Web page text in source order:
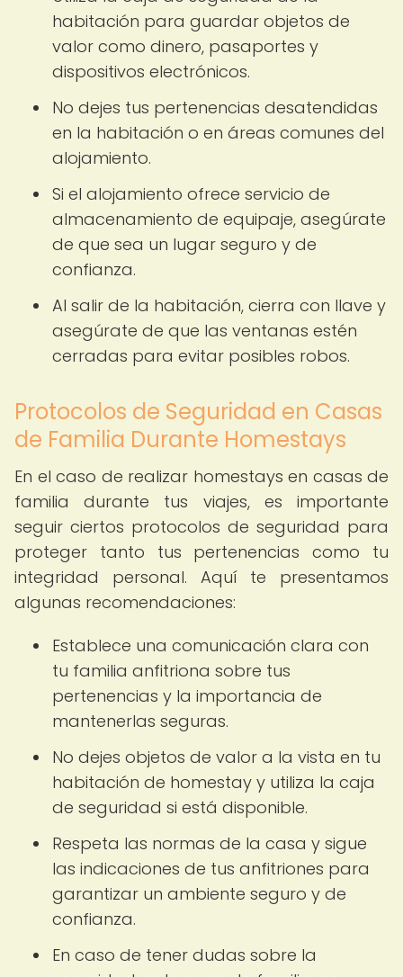
habitación para guardar objetos de
valor como dinero, pasaportes y
dispositivos electrónicos.
No dejes tus pertenencias desatendidas
en la habitación o en áreas comunes del
alojamiento.
Si el alojamiento ofrece servicio de
almacenamiento de equipaje, asegúrate
de que sea un lugar seguro y de
confianza.
Al salir de la habitación, cierra con llave y
asegúrate de que las ventanas estén
cerradas para evitar posibles robos.
Protocolos de Seguridad en Casas
de Familia Durante Homestays
En el caso de realizar homestays en casas de
familia durante tus viajes, es importante
seguir ciertos protocolos de seguridad para
proteger tanto tus pertenencias como tu
integridad personal. Aquí te presentamos
algunas recomendaciones:
Establece una comunicación clara con
tu familia anfitriona sobre tus
pertenencias y la importancia de
mantenerlas seguras.
No dejes objetos de valor a la vista en tu
habitación de homestay y utiliza la caja
de seguridad si está disponible.
Respeta las normas de la casa y sigue
las indicaciones de tus anfitriones para
garantizar un ambiente seguro y de
confianza.
En caso de tener dudas sobre la